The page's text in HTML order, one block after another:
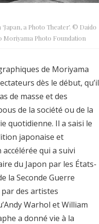
a Photo Theater’. © Daido
Moriyama Photo Foundation
de Moriyama
dès le début, qu’il
de masse et des
de la société ou de la
quotidienne. Il a saisi le
japonaise et
accélérée qui a suivi
du Japon par les États-
la Seconde Guerre
des artistes
Warhol et William
a donné vie à la